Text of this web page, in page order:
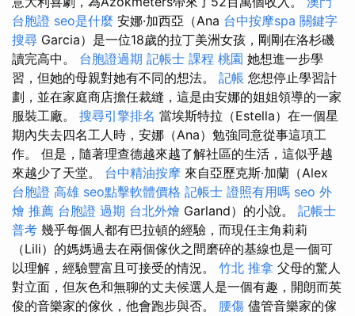
台胞證 seo是什麼 安娜·加西亞（Ana 台中按摩spa 關鍵字
搜尋 Garcia）是一位18歲的拉丁美洲女孩，剛剛在洛杉磯
讀完高中。 台胞證過期 記帳士 課程 桃園 她想進一步學
習，但她的母親對她有不同的想法。 記帳 您想停止學習計
劃，並在家庭商店擔任裁縫，這是由安娜的姐姐領導的一家
服裝工廠。 搜尋引擎排名 當埃斯特拉（Estella）在一個星
期內失去四名工人時，安娜（Ana）勉強同意從事這項工
作。 但是，隨著理查德越來越了解社區的生活，這似乎越
來越少了天堂。 台中精油按摩 來自亞歷克斯·加蘭（Alex
台胞證 高雄 seo點擊軟體價格 記帳士 證照有用嗎 seo 外
燴 推薦 台胞證 過期 台北外燴 Garland）的小說。 記帳士
普考 幾乎每個人都有巴拉頓的經驗，而現任主角莉莉
（Lili）的媽媽過去在兩個傢伙之間磨碎的基線也是一個可
以理解，經驗豐富且可接受的情況。 竹北 推拿 父母的驚人
對立面，但灰色和無聊的丈夫候選人是一個有趣，開朗而英
俊的音樂家的傢伙，他會跑步與否。 腰傷 儘管音樂家的傢